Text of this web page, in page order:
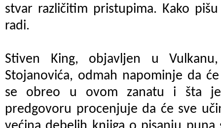
stvar različitim pristupima. Kako
radi.
Stiven King, objavljen u
Stojanovića, odmah napominje da
se obreo u ovom zanatu i šta
predgovoru procenjuje da će sve